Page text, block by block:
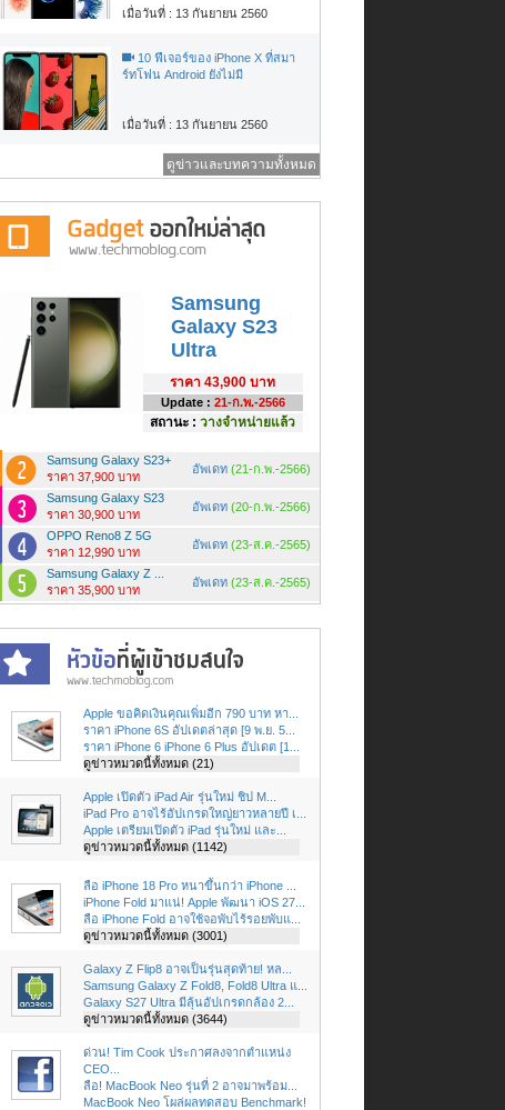
เมื่อวันที่ : 13 กันยายน 2560
10 ฟีเจอร์ของ iPhone X ที่สมา
ร์ทโฟน Android ยังไม่มี
เมื่อวันที่ : 13 กันยายน 2560
ดูข่าวและบทความทั้งหมด
Samsung
Galaxy S23
Ultra
ราคา 43,900 บาท
Update : 21-ก.พ.-2566
สถานะ : วางจำหน่ายแล้ว
Samsung Galaxy S23+
ราคา 37,900 บาท
อัพเดท (21-ก.พ.-2566)
Samsung Galaxy S23
ราคา 30,900 บาท
อัพเดท (20-ก.พ.-2566)
OPPO Reno8 Z 5G
ราคา 12,990 บาท
อัพเดท (23-ส.ค.-2565)
Samsung Galaxy Z ...
ราคา 35,900 บาท
อัพเดท (23-ส.ค.-2565)
Apple ขอคิดเงินคุณเพิ่มอีก 790 บาท หา...
ราคา iPhone 6S อัปเดตล่าสุด [9 พ.ย. 5...
ราคา iPhone 6 iPhone 6 Plus อัปเดต [1...
ดูข่าวหมวดนี้ทั้งหมด (21)
Apple เปิดตัว iPad Air รุ่นใหม่ ชิป M...
iPad Pro อาจไร้อัปเกรดใหญ่ยาวหลายปี เ...
Apple เตรียมเปิดตัว iPad รุ่นใหม่ และ...
ดูข่าวหมวดนี้ทั้งหมด (1142)
ลือ iPhone 18 Pro หนาขึ้นกว่า iPhone ...
iPhone Fold มาแน่! Apple พัฒนา iOS 27...
ลือ iPhone Fold อาจใช้จอพับไร้รอยพับแ...
ดูข่าวหมวดนี้ทั้งหมด (3001)
Galaxy Z Flip8 อาจเป็นรุ่นสุดท้าย! หล...
Samsung Galaxy Z Fold8, Fold8 Ultra แ...
Galaxy S27 Ultra มีลุ้นอัปเกรดกล้อง 2...
ดูข่าวหมวดนี้ทั้งหมด (3644)
ด่วน! Tim Cook ประกาศลงจากตำแหน่ง
CEO...
ลือ! MacBook Neo รุ่นที่ 2 อาจมาพร้อม...
MacBook Neo โผล่ผลทดสอบ Benchmark!